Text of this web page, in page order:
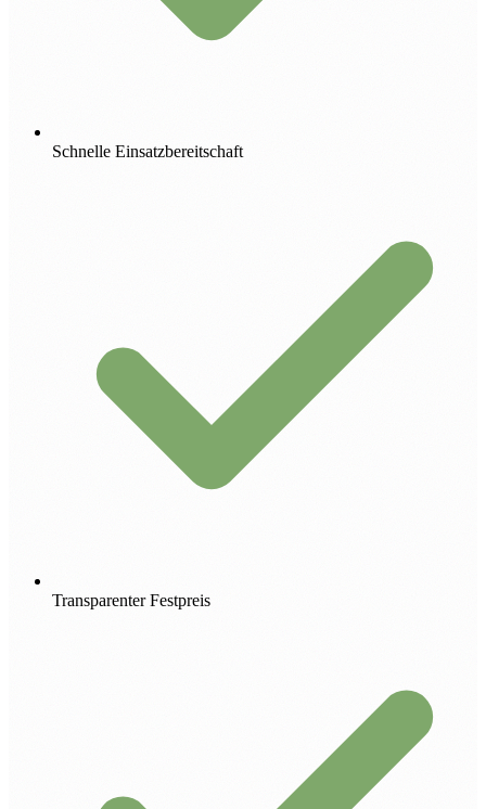
Schnelle Einsatzbereitschaft
Transparenter Festpreis